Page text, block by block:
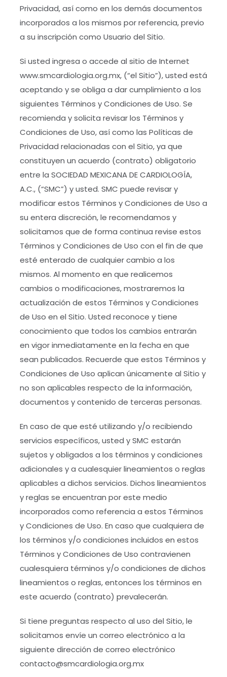
Privacidad, así como en los demás documentos
incorporados a los mismos por referencia, previo
a su inscripción como Usuario del Sitio.
Si usted ingresa o accede al sitio de Internet
www.smcardiologia.org.mx, (“el Sitio”), usted está
aceptando y se obliga a dar cumplimiento a los
siguientes Términos y Condiciones de Uso. Se
recomienda y solicita revisar los Términos y
Condiciones de Uso, así como las Políticas de
Privacidad relacionadas con el Sitio, ya que
constituyen un acuerdo (contrato) obligatorio
entre la SOCIEDAD MEXICANA DE CARDIOLOGÍA,
A.C., (“SMC”) y usted. SMC puede revisar y
modificar estos Términos y Condiciones de Uso a
su entera discreción, le recomendamos y
solicitamos que de forma continua revise estos
Términos y Condiciones de Uso con el fin de que
esté enterado de cualquier cambio a los
mismos. Al momento en que realicemos
cambios o modificaciones, mostraremos la
actualización de estos Términos y Condiciones
de Uso en el Sitio. Usted reconoce y tiene
conocimiento que todos los cambios entrarán
en vigor inmediatamente en la fecha en que
sean publicados. Recuerde que estos Términos y
Condiciones de Uso aplican únicamente al Sitio y
no son aplicables respecto de la información,
documentos y contenido de terceras personas.
En caso de que esté utilizando y/o recibiendo
servicios específicos, usted y SMC estarán
sujetos y obligados a los términos y condiciones
adicionales y a cualesquier lineamientos o reglas
aplicables a dichos servicios. Dichos lineamientos
y reglas se encuentran por este medio
incorporados como referencia a estos Términos
y Condiciones de Uso. En caso que cualquiera de
los términos y/o condiciones incluidos en estos
Términos y Condiciones de Uso contravienen
cualesquiera términos y/o condiciones de dichos
lineamientos o reglas, entonces los términos en
este acuerdo (contrato) prevalecerán.
Si tiene preguntas respecto al uso del Sitio, le
solicitamos envíe un correo electrónico a la
siguiente dirección de correo electrónico
contacto@smcardiologia.org.mx